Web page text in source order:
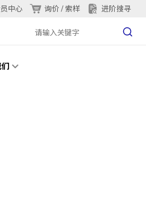
中心 询价 / 索样 进阶搜寻